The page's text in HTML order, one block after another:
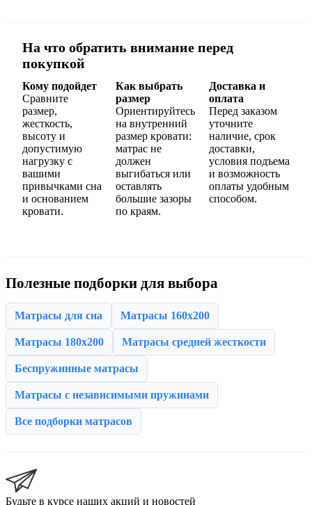
На что обратить внимание перед
покупкой
Кому подойдет
Сравните
размер,
жесткость,
высоту и
допустимую
нагрузку с
вашими
привычками сна
и основанием
кровати.
Как выбрать
размер
Ориентируйтесь
на внутренний
размер кровати:
матрас не
должен
выгибаться или
оставлять
большие зазоры
по краям.
Доставка и
оплата
Перед заказом
уточните
наличие, срок
доставки,
условия подъема
и возможность
оплаты удобным
способом.
Полезные подборки для выбора
Матрасы для сна Матрасы 160x200
Матрасы 180x200 Матрасы средней жесткости
Беспружинные матрасы
Матрасы с независимыми пружинами
Все подборки матрасов
Будьте в курсе наших акций и новостей